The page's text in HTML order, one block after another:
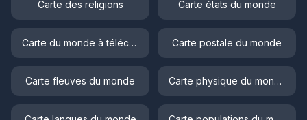
Carte des religions Carte états du monde
Carte du monde à télécharger Carte postale du monde
Carte fleuves du monde Carte physique du monde